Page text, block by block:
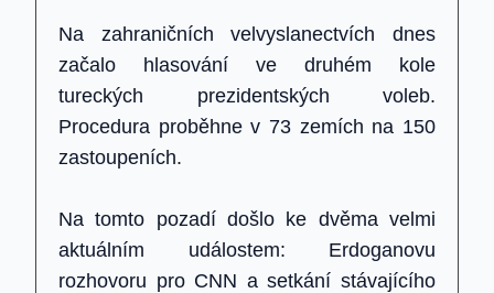
Na zahraničních velvyslanectvích dnes
začalo hlasování ve druhém kole
tureckých prezidentských voleb.
Procedura proběhne v 73 zemích na 150
zastoupeních.
Na tomto pozadí došlo ke dvěma velmi
aktuálním událostem: Erdoganovu
rozhovoru pro CNN a setkání stávajícího